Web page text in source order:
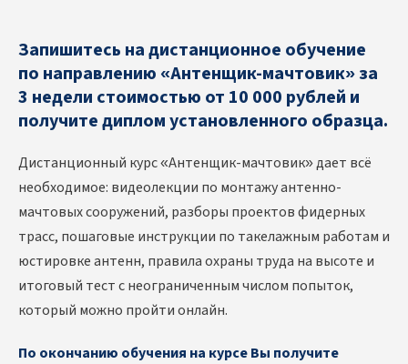
Запишитесь на дистанционное обучение
по направлению «Антенщик-мачтовик» за
3 недели стоимостью от 10 000 рублей и
получите диплом установленного образца.
Дистанционный курс «Антенщик-мачтовик» дает всё
необходимое: видеолекции по монтажу антенно-
мачтовых сооружений, разборы проектов фидерных
трасс, пошаговые инструкции по такелажным работам и
юстировке антенн, правила охраны труда на высоте и
итоговый тест с неограниченным числом попыток,
который можно пройти онлайн.
По окончанию обучения на курсе Вы получите